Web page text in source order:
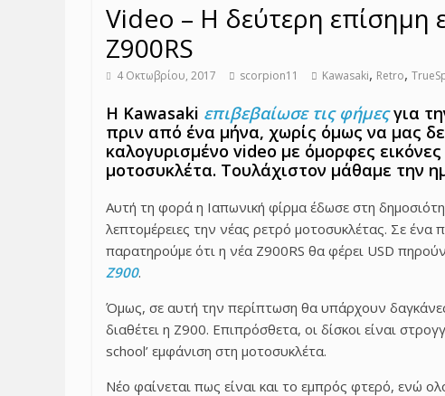
Video – Η δεύτερη επίσημη
Z900RS
4 Οκτωβρίου, 2017 scorpion11 Kawasaki, Retro,
Η Kawasaki επιβεβαίωσε τις φήμεςγια
πριν από ένα μήνα, χωρίς όμως να μας
καλογυρισμένο video με όμορφες
μοτοσυκλέτα. Τουλάχιστον μάθαμε την
Αυτή τη φορά η Ιαπωνική φίρμα έδωσε στη
λεπτομέρειες την νέας ρετρό μοτοσυκλέτας. Σε
παρατηρούμε ότι η νέα Z900RS θα φέρει USD
Z900.
Όμως, σε αυτή την περίπτωση θα υπάρχουν δαγκάνες
διαθέτει η Z900. Επιπρόσθετα, οι δίσκοι είναι
school’ εμφάνιση στη μοτοσυκλέτα.
Νέο φαίνεται πως είναι και το εμπρός φτερό, ενώ